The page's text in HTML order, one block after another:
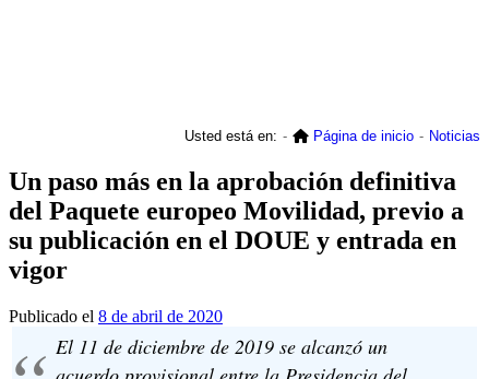
Usted está en: Página de inicio Noticias
Un paso más en la aprobación definitiva
del Paquete europeo Movilidad, previo a
su publicación en el DOUE y entrada en
vigor
Publicado el 8 de abril de 2020
El 11 de diciembre de 2019 se alcanzó un